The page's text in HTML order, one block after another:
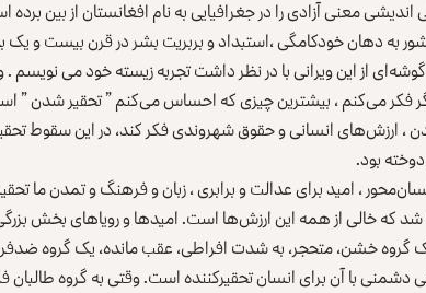
به دهان خودکامگی ،استبداد و بربریت بشر در قرن بیست و یک
از این ویرانی با در نظر داشت تجربه زیسته خود می
فکر می‌کنم ، بیشترین چیزی که احساس می‌کنم ” تحقیر شدن
، ارزش‌های انسانی و حقوق شهروندی فکر کند، در این سقوط
بود.
، امید برای عدالت و برابری ، زبان و فرهنگ و تمدن ما
که خالی از همه این ارزش‌ها است. امیدها و رویاهای بخش
گروه خشن، متحجر، به شدت افراطی، عقب مانده، یک گروه
با آن برای انسان تحقیر‌کننده است. وقتی به گروه